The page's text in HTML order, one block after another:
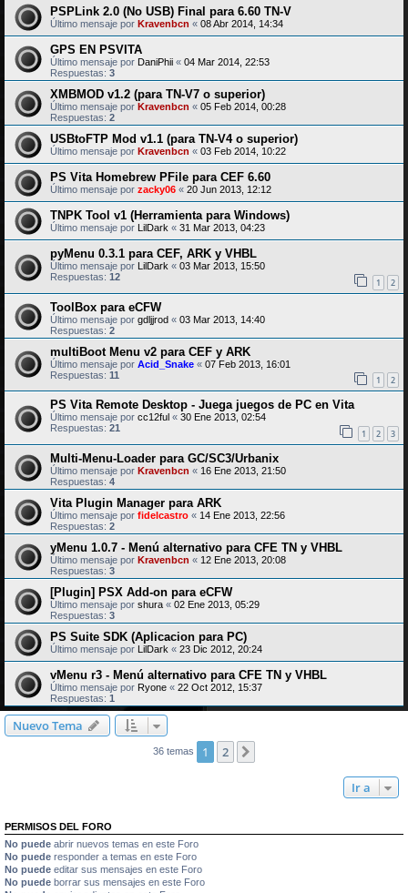
PSPLink 2.0 (No USB) Final para 6.60 TN-V
Último mensaje por Kravenbcn « 08 Abr 2014, 14:34
GPS EN PSVITA
Último mensaje por DaniPhii « 04 Mar 2014, 22:53
Respuestas: 3
XMBMOD v1.2 (para TN-V7 o superior)
Último mensaje por Kravenbcn « 05 Feb 2014, 00:28
Respuestas: 2
USBtoFTP Mod v1.1 (para TN-V4 o superior)
Último mensaje por Kravenbcn « 03 Feb 2014, 10:22
PS Vita Homebrew PFile para CEF 6.60
Último mensaje por zacky06 « 20 Jun 2013, 12:12
TNPK Tool v1 (Herramienta para Windows)
Último mensaje por LilDark « 31 Mar 2013, 04:23
pyMenu 0.3.1 para CEF, ARK y VHBL
Último mensaje por LilDark « 03 Mar 2013, 15:50
Respuestas: 12 1 2
ToolBox para eCFW
Último mensaje por gdljjrod « 03 Mar 2013, 14:40
Respuestas: 2
multiBoot Menu v2 para CEF y ARK
Último mensaje por Acid_Snake « 07 Feb 2013, 16:01
Respuestas: 11 1 2
PS Vita Remote Desktop - Juega juegos de PC en Vita
Último mensaje por cc12ful « 30 Ene 2013, 02:54
Respuestas: 21 1 2 3
Multi-Menu-Loader para GC/SC3/Urbanix
Último mensaje por Kravenbcn « 16 Ene 2013, 21:50
Respuestas: 4
Vita Plugin Manager para ARK
Último mensaje por fidelcastro « 14 Ene 2013, 22:56
Respuestas: 2
yMenu 1.0.7 - Menú alternativo para CFE TN y VHBL
Último mensaje por Kravenbcn « 12 Ene 2013, 20:08
Respuestas: 3
[Plugin] PSX Add-on para eCFW
Último mensaje por shura « 02 Ene 2013, 05:29
Respuestas: 3
PS Suite SDK (Aplicacion para PC)
Último mensaje por LilDark « 23 Dic 2012, 20:24
vMenu r3 - Menú alternativo para CFE TN y VHBL
Último mensaje por Ryone « 22 Oct 2012, 15:37
Respuestas: 1
Nuevo Tema
36 temas 1 2
Ir a
PERMISOS DEL FORO
No puede abrir nuevos temas en este Foro
No puede responder a temas en este Foro
No puede editar sus mensajes en este Foro
No puede borrar sus mensajes en este Foro